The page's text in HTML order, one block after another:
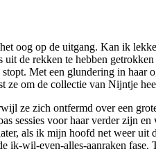
oog op de uitgang. Kan ik
de rekken te hebben
Met een glundering in haar
om de collectie van Nijntje
ze zich ontfermd over een
sessies voor haar verder zijn
als ik mijn hoofd net weer
ik-wil-even-alles-aanraken